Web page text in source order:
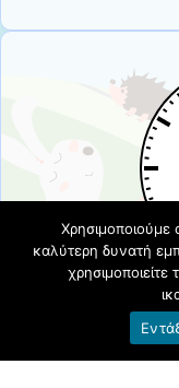
Όροι χρήσης
καλύτερη δυνατή